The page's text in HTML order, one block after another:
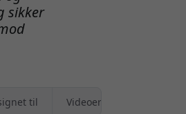
sikker
til Videoer